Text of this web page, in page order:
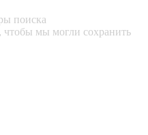
поиска
мы могли сохранить